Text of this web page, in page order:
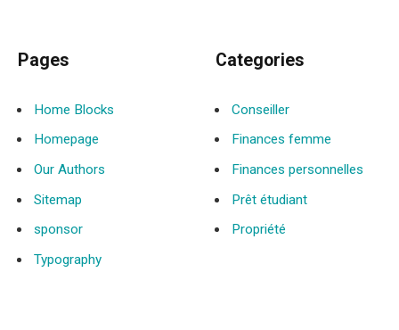
Pages
Home Blocks
Homepage
Our Authors
Sitemap
sponsor
Typography
Categories
Conseiller
Finances femme
Finances personnelles
Prêt étudiant
Propriété